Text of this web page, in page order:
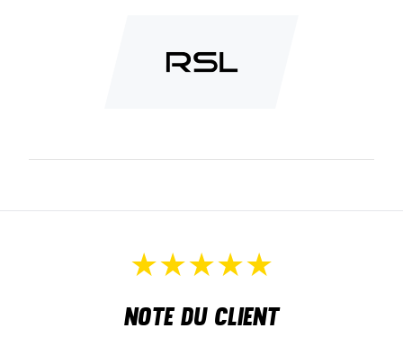
Note du client